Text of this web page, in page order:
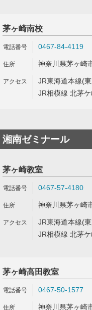
茅ヶ崎南校
0467-84-4119
神奈川県茅ヶ崎
JR東海道本線(
JR相模線 北茅
湘南ゼミナール
茅ヶ崎教室
0467-57-4180
神奈川県茅ヶ崎
JR東海道本線(
JR相模線 北茅
茅ヶ崎高田教室
0467-50-1577
神奈川県茅ヶ崎